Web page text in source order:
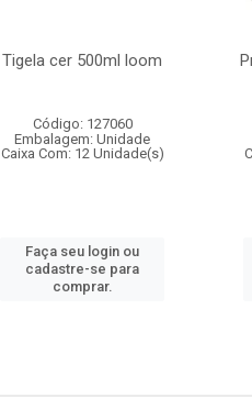
Tigela cer 500ml loom
Código: 127060
Embalagem: Unidade
Caixa Com: 12 Unidade(s)
Faça seu login ou
cadastre-se para
comprar.